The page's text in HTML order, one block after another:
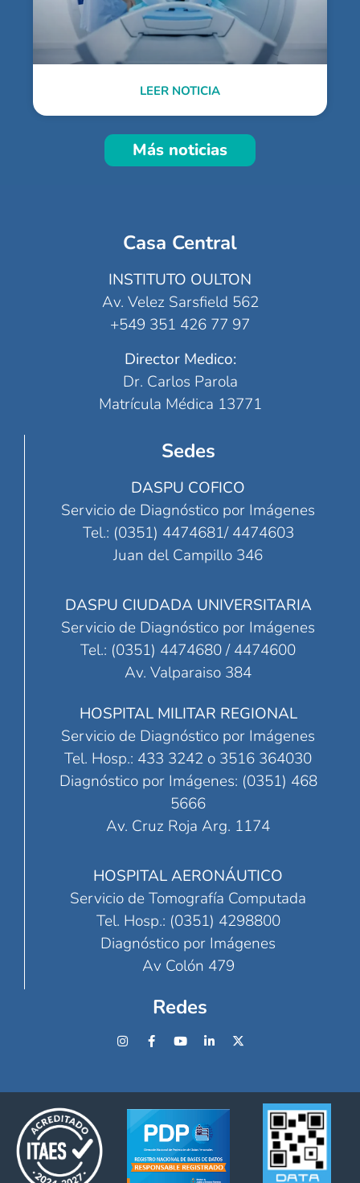
LEER NOTICIA
Más noticias
Casa Central
INSTITUTO OULTON
Av. Velez Sarsfield 562
+549 351 426 77 97
Director Medico:
Dr. Carlos Parola
Matrícula Médica 13771
Sedes
DASPU COFICO
Servicio de Diagnóstico por Imágenes
Tel.: (0351) 4474681/ 4474603
Juan del Campillo 346
DASPU CIUDADA UNIVERSITARIA
Servicio de Diagnóstico por Imágenes
Tel.: (0351) 4474680 / 4474600
Av. Valparaiso 384
HOSPITAL MILITAR REGIONAL
Servicio de Diagnóstico por Imágenes
Tel. Hosp.: 433 3242 o 3516 364030
Diagnóstico por Imágenes: (0351) 468
5666
Av. Cruz Roja Arg. 1174
HOSPITAL AERONÁUTICO
Servicio de Tomografía Computada
Tel. Hosp.: (0351) 4298800
Diagnóstico por Imágenes
Av Colón 479
Redes